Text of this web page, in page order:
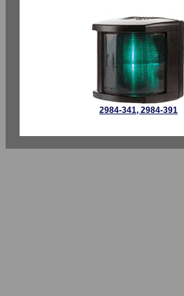
2984-341, 2984-391